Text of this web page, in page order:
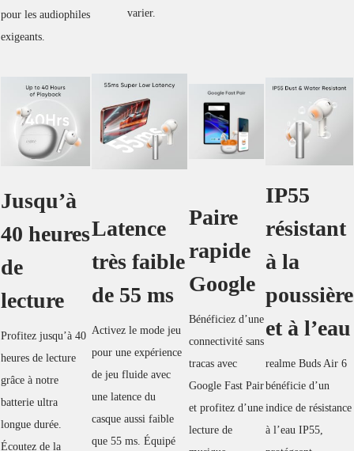
pour les audiophiles
exigeants.
varier.
Jusqu’à
40 heures
de
lecture
Profitez jusqu’à 40
heures de lecture
grâce à notre
batterie ultra
longue durée.
Écoutez de la
Latence
très faible
de 55 ms
Activez le mode jeu
pour une expérience
de jeu fluide avec
une latence du
casque aussi faible
que 55 ms. Équipé
Paire
rapide
Google
Bénéficiez d’une
connectivité sans
tracas avec
Google Fast Pair
et profitez d’une
lecture de
IP55
résistant
à la
poussière
et à l’eau
realme Buds Air 6
bénéficie d’un
indice de résistance
à l’eau IP55,